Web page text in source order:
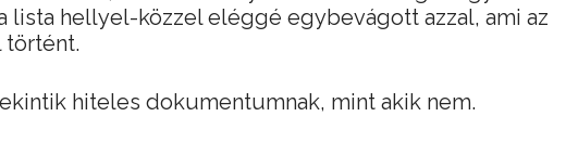
lista hellyel-közzel eléggé egybevágott azzal, ami az
történt.
hiteles dokumentumnak, mint akik nem.